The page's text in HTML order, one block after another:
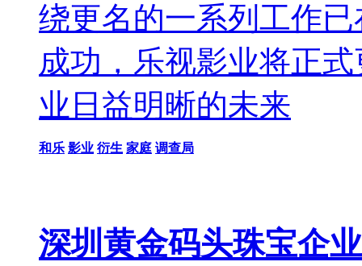
绕更名的一系列工作
成功，乐视影业将正
业日益明晰的未来
和乐 影业 衍生 家庭 调查局
深圳黄金码头珠宝企